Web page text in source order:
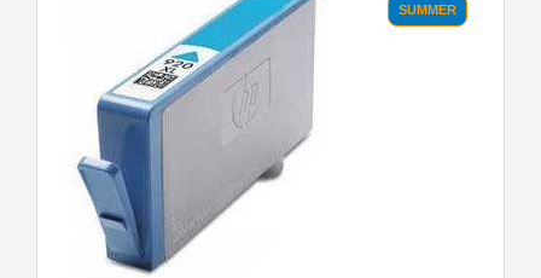
SUMMER